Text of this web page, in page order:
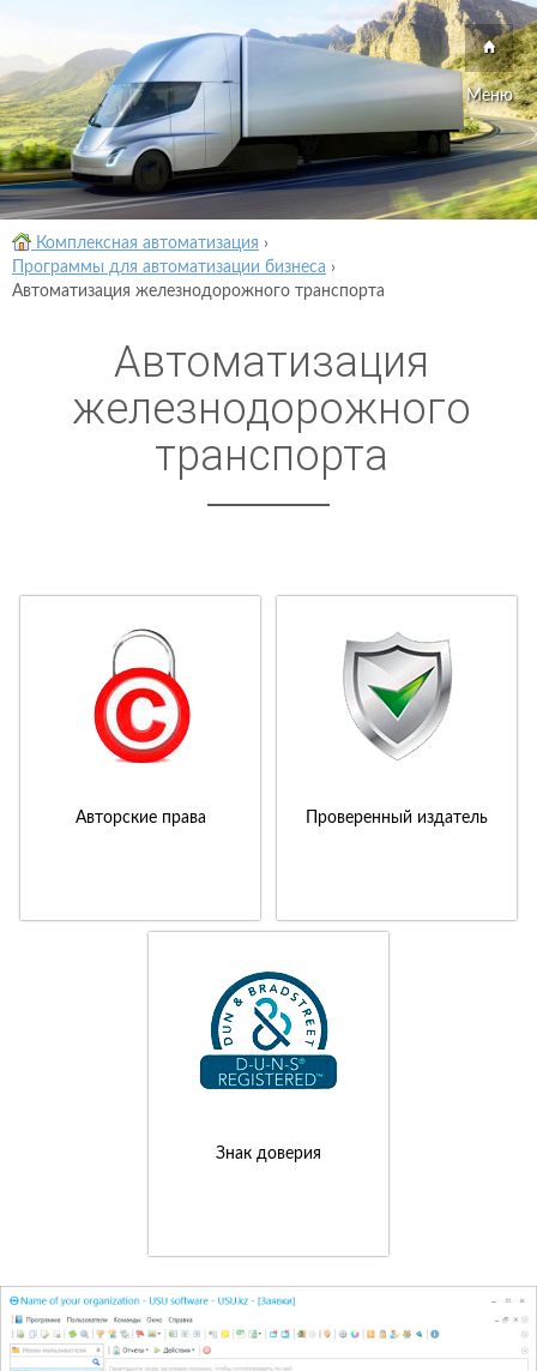
Меню
Комплексная автоматизация ›
Программы для автоматизации бизнеса ›
Автоматизация железнодорожного транспорта
Автоматизация
железнодорожного
транспорта
Авторские права Проверенный издатель
Знак доверия